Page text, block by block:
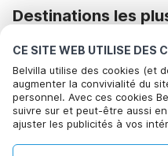
CE SITE WEB UTILISE DES
Belvilla utilise des cookies (et
augmenter la convivialité du
personnel. Avec ces cookies
suivre sur et peut-être aussi
ajuster les publicités à vos
Accepter, vous acceptez de le
Destinations les
Commodités populaires pour
Maison de vacances pour 6
Maison de vacances au bord de
Des destinations phares
choix pour les vacances
Régions offrant les